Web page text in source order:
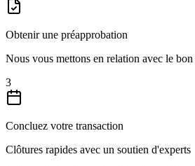
Obtenir une préapprobation
Nous vous mettons en relation avec le
3
Concluez votre transaction
Clôtures rapides avec un soutien d'experts